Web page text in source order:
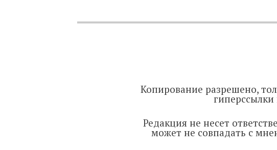
Копирование разрешено,
гиперссылки
Редакция не несет
может не совпадать с